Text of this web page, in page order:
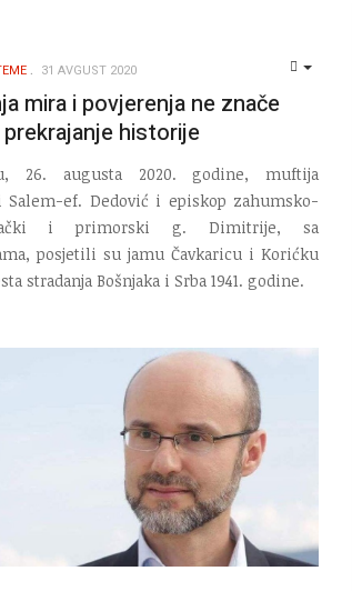
31 AVGUST 2020
mira i povjerenja ne znače
historije
26. augusta 2020. godine, muftija
Salem-ef. Dedović i episkop zahumsko-
i primorski g. Dimitrije, sa
posjetili su jamu Čavkaricu i Korićku
stradanja Bošnjaka i Srba 1941. godine.